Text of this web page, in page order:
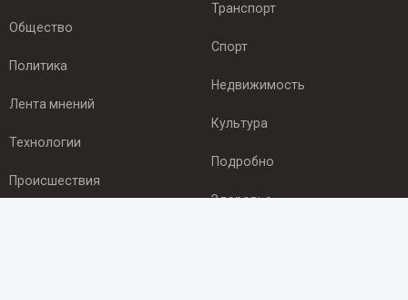
Общество
Политика
Лента мнений
Технологии
Происшествия
Транспорт
Спорт
Недвижимость
Культура
Подробно
Здоровье